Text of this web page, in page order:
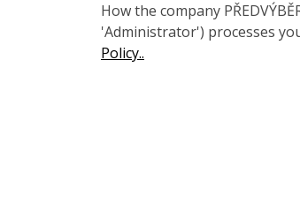
How the company
'Administrator') processes
Policy..